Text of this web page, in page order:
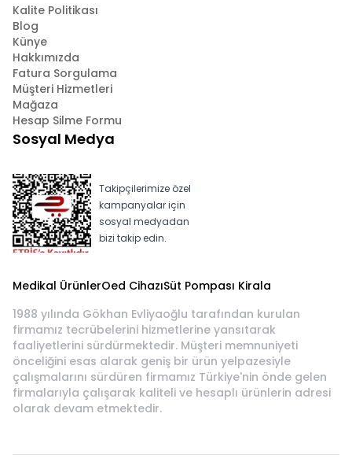
Kalite Politikası
Blog
Künye
Hakkımızda
Fatura Sorgulama
Müşteri Hizmetleri
Mağaza
Hesap Silme Formu
Sosyal Medya
Takipçilerimize özel
kampanyalar için
sosyal medyadan
bizi takip edin.
Medikal ÜrünlerOed CihazıSüt Pompası Kirala
1988 yılında Gökhan Evliyaoğlu tarafından kurulan
firmamız tecrübelerini hizmetlerine yansıtarak
faaliyetlerini sürdürmektedir. Müşteri memnuniyeti
önceliğini esas alarak geniş bir ürün yelpazesiyle
çalışmalarını sürdüren firmamız Türkiye'nin önde gelen
firmalarıyla çalışarak kaliteli ve hesaplı ürünlerin adresi
olarak devam etmektedir.